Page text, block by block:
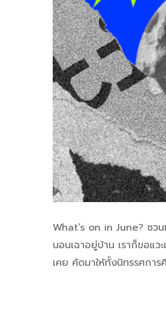
What’s on in June? ชว
นอนเฉาอยู่บ้าน เราก็ขอแ
เคย คัดมาให้ทั้งนิทรรศกา